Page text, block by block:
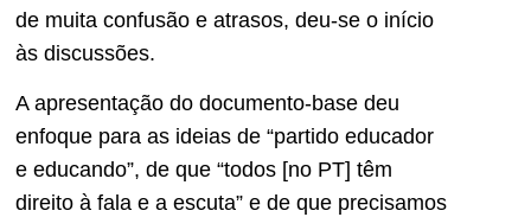
de muita confusão e atrasos, deu-se o início
às discussões.
A apresentação do documento-base deu
enfoque para as ideias de “partido educador
e educando”, de que “todos [no PT] têm
direito à fala e a escuta” e de que precisamos